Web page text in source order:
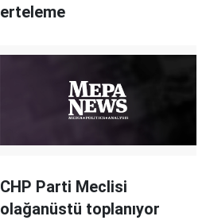
erteleme
CHP Parti Meclisi
olağanüstü toplanıyor